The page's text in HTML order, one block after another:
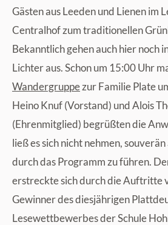
Gästen aus Leeden und Lienen im
Centralhof zum traditionellen
Bekanntlich gehen auch hier noch
Lichter aus. Schon um 15:00 Uhr
Wandergruppezur Familie Plate
Heino Knuf (Vorstand) und Alois
(Ehrenmitglied) begrüßten die
ließ es sich nicht nehmen,
durch das Programm zu führen.
erstreckte sich durch die Auftritte
Gewinner des diesjährigen
Lesewettbewerbes der Schule